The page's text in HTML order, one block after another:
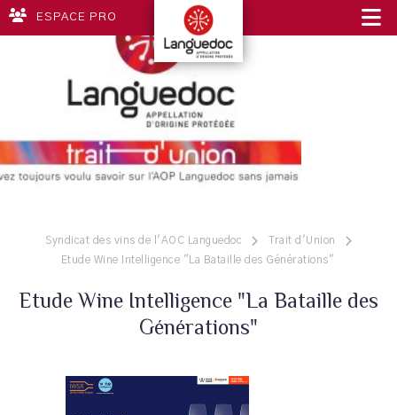
ESPACE PRO
Syndicat des vins de l'AOC Languedoc
Trait d'Union
Etude Wine Intelligence "La Bataille des Générations"
Etude Wine Intelligence "La Bataille des
Générations"